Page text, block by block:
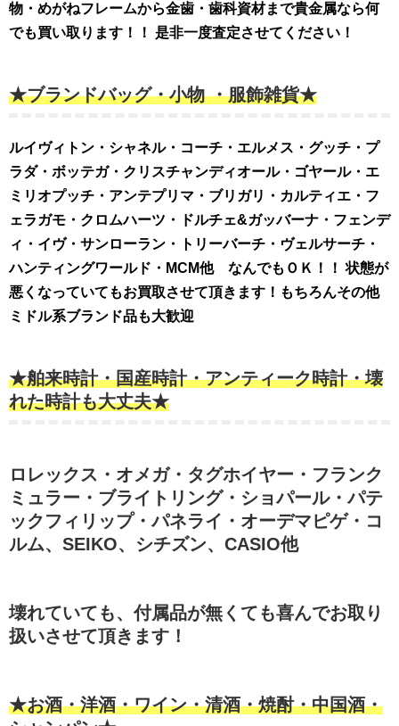
物・めがねフレームから金歯・歯科資材まで貴金属なら何
でも買い取ります！！ 是非一度査定させてください！
★ブランドバッグ・小物 ・服飾雑貨★
ルイヴィトン・シャネル・コーチ・エルメス・グッチ・プ
ラダ・ボッテガ・クリスチャンディオール・ゴヤール・エ
ミリオプッチ・アンテプリマ・ブリガリ・カルティエ・フ
ェラガモ・クロムハーツ・ドルチェ&ガッバーナ・フェンデ
ィ・イヴ・サンローラン・トリーバーチ・ヴェルサーチ・
ハンティングワールド・MCM他 なんでもＯＫ！！ 状態が
悪くなっていてもお買取させて頂きます！もちろんその他
ミドル系ブランド品も大歓迎
★舶来時計・国産時計・アンティーク時計・壊
れた時計も大丈夫★
ロレックス・オメガ・タグホイヤー・フランク
ミュラー・ブライトリング・ショパール・パテ
ックフィリップ・パネライ・オーデマピゲ・コ
ルム、SEIKO、シチズン、CASIO他
壊れていても、付属品が無くても喜んでお取り
扱いさせて頂きます！
★お酒・洋酒・ワイン・清酒・焼酎・中国酒・